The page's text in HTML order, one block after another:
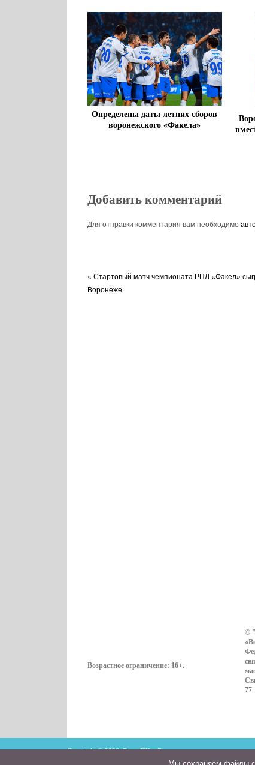
Определены даты летних сборов
воронежского «Факела»
Добавить комментарий
Для отправки комментария вам необходимо
« Стартовый матч чемпионата РПЛ «Факел»
Воронеже
Возрастное ограничение: 16+.
©
77
Copyright © 2026. ВестиПК в Воронеже